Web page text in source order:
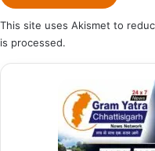
This site uses Akismet to
is processed.